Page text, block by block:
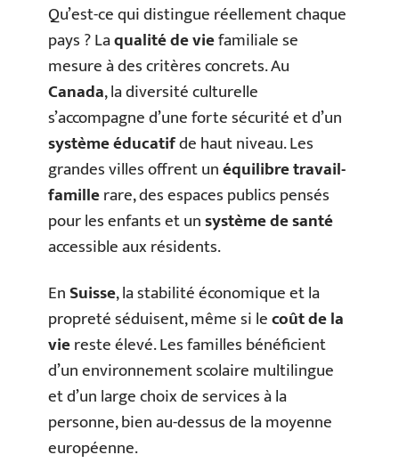
Qu’est-ce qui distingue réellement chaque
pays ? Laqualité de viefamiliale se
mesure à des critères concrets. Au
Canada, la diversité culturelle
s’accompagne d’une forte sécurité et d’un
système éducatifde haut niveau. Les
grandes villes offrent unéquilibre travail-
famillerare, des espaces publics pensés
pour les enfants et unsystème de santé
accessible aux résidents.
EnSuisse, la stabilité économique et la
propreté séduisent, même si lecoût de la
viereste élevé. Les familles bénéficient
d’un environnement scolaire multilingue
et d’un large choix de services à la
personne, bien au-dessus de la moyenne
européenne.